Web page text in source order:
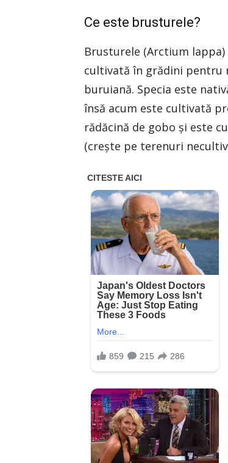
Ce este brusturele?
Brusturele (Arctium
cultivată în grădini pentru
buruiană. Specia este
însă acum este cultivată
rădăcină de gobo și este
(crește pe terenuri